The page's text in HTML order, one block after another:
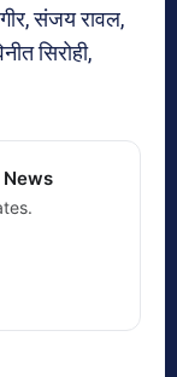
संजय रावल,
सिरोही,